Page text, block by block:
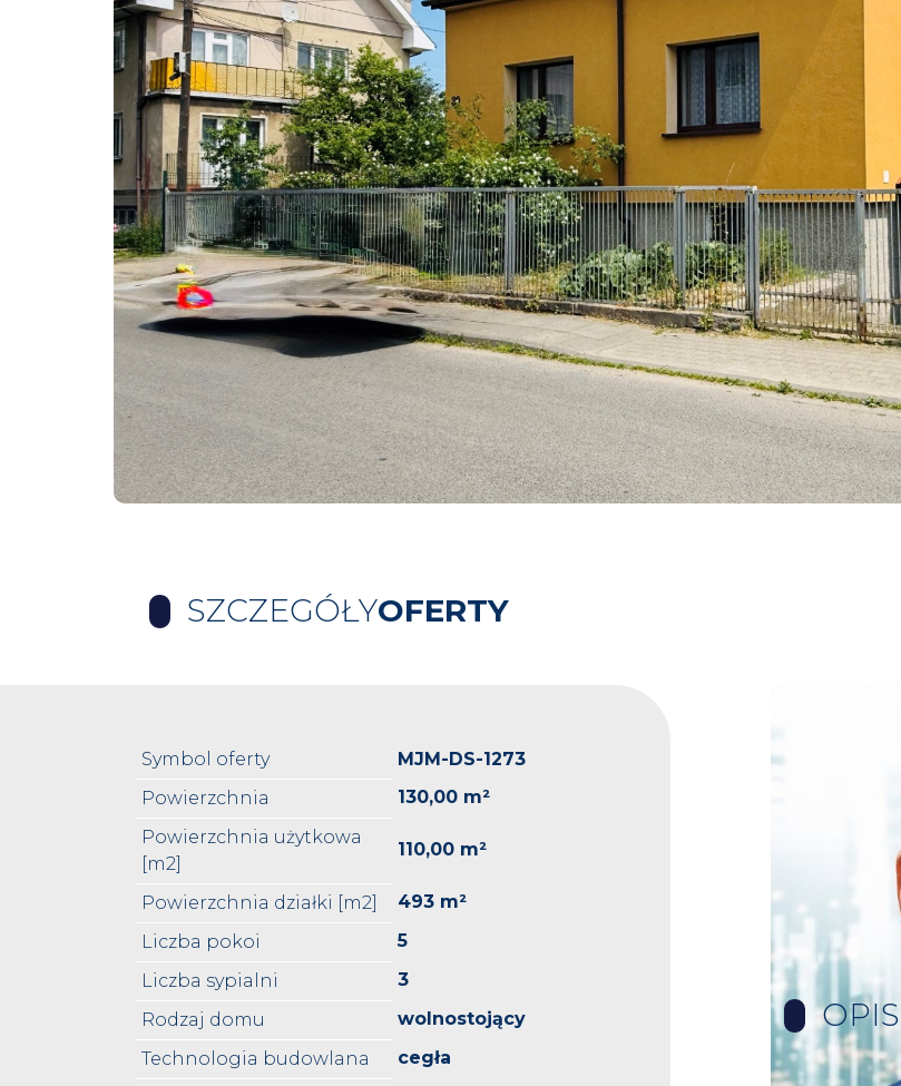
SZCZEGÓŁYOFERTY
Symbol oferty
MJM-DS-1273
Powierzchnia
130,00 m²
Powierzchnia użytkowa
[m2]
110,00 m²
Powierzchnia działki [m2]
493 m²
Liczba pokoi
5
Liczba sypialni
3
Rodzaj domu
wolnostojący
Technologia budowlana
cegła
OPIS